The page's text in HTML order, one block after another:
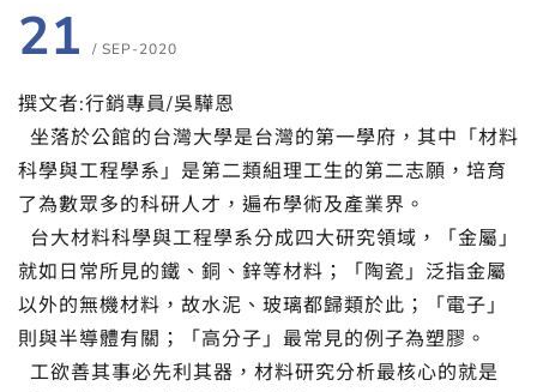
21 / SEP-2020
撰文者:行銷專員/吳驊恩
坐落於公館的台灣大學是台灣的第一學府，其中「材料
科學與工程學系」是第二類組理工生的第二志願，培育
了為數眾多的科研人才，遍布學術及產業界。
台大材料科學與工程學系分成四大研究領域，「金屬」
就如日常所見的鐵、銅、鋅等材料；「陶瓷」泛指金屬
以外的無機材料，故水泥、玻璃都歸類於此；「電子」
則與半導體有關；「高分子」最常見的例子為塑膠。
工欲善其事必先利其器，材料研究分析最核心的就是